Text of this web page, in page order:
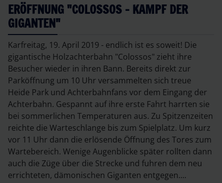
ERÖFFNUNG "COLOSSOS - KAMPF DER
GIGANTEN"
Karfreitag, 19. April 2019 - endlich ist es soweit! Die
gigantische Holzachterbahn "Colossos" zieht ihre
Besucher wieder in ihren Bann. Bereits direkt zur
Parköffnung um 10 Uhr versammelten sich treue
Heide Park und Achterbahnfans vor dem Eingang der
Achterbahn. Gespannt auf ihre erste Fahrt harrten sie
bei sommerlichen Temperaturen aus. Zu Spitzenzeiten
reichte die Warteschlange bis zum Spielplatz. Um kurz
vor 11 Uhr dann die erlösende Öffnung des Tores zum
Wartebereich. Wenige Augenblicke später rollten dann
auch die Züge über die Strecke und fuhren dem neu
errichteten, dämonischen Giganten entgegen....